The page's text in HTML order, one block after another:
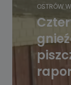
OSTRÓW